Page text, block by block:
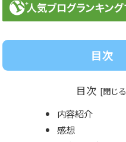
目次
目次
内容紹介
感想